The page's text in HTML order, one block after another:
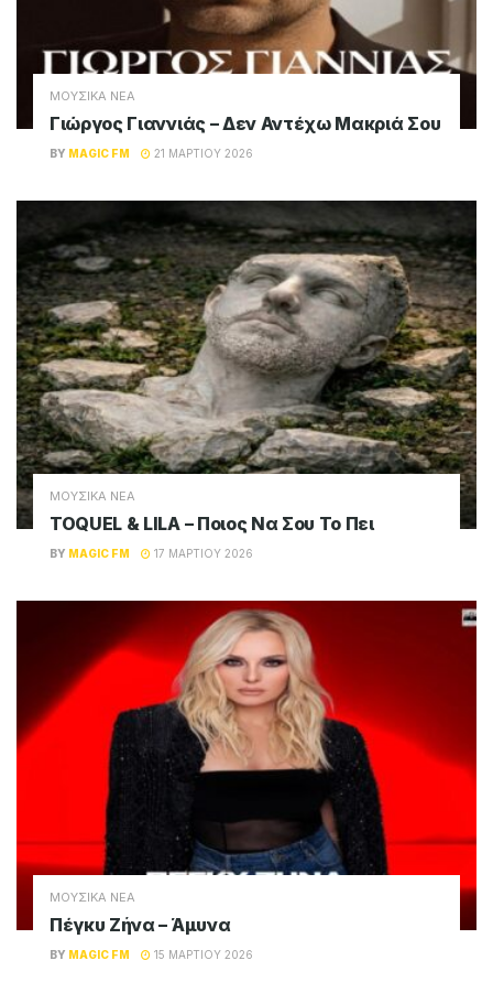
ΜΟΥΣΙΚΑ ΝΕΑ
Γιώργος Γιαννιάς – Δεν Αντέχω Μακριά Σου
BY MAGIC FM 21 ΜΑΡΤΊΟΥ 2026
ΜΟΥΣΙΚΑ ΝΕΑ
TOQUEL & LILA – Ποιος Να Σου Το Πει
BY MAGIC FM 17 ΜΑΡΤΊΟΥ 2026
ΜΟΥΣΙΚΑ ΝΕΑ
Πέγκυ Ζήνα – Άμυνα
BY MAGIC FM 15 ΜΑΡΤΊΟΥ 2026